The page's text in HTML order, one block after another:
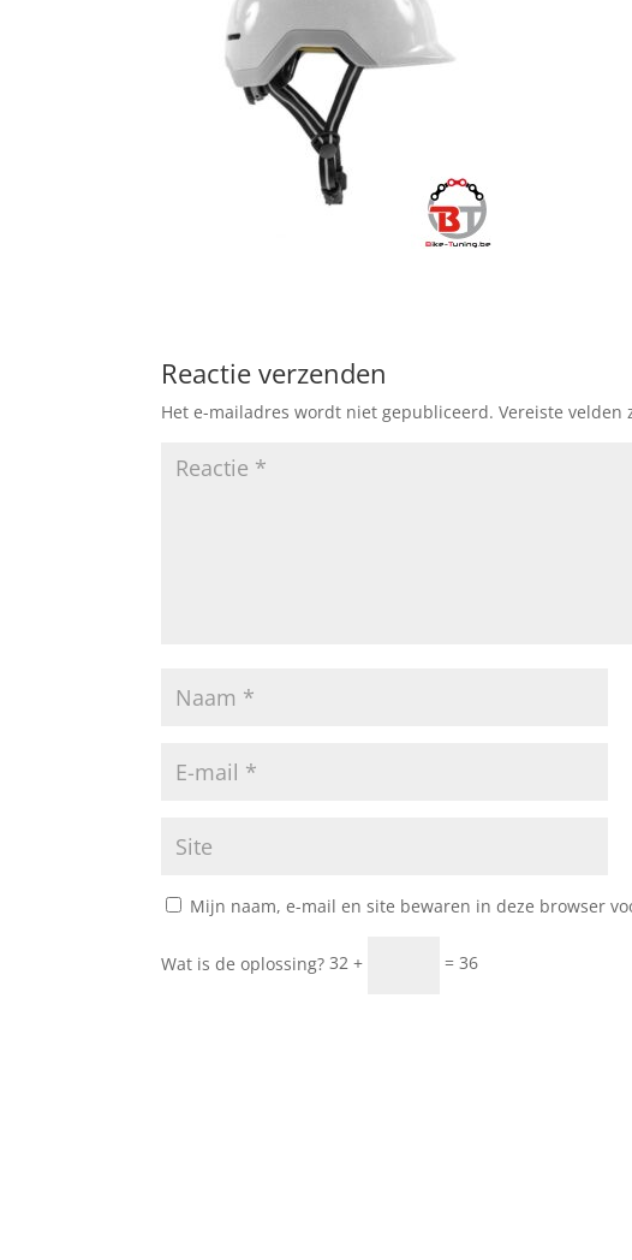
Reactie verzenden
Het e-mailadres wordt niet gepubliceerd. Vereiste
Mijn naam, e-mail en site bewaren in deze browser
Wat is de oplossing?32 + = 36